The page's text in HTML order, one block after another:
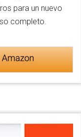
para un nuevo
completo.